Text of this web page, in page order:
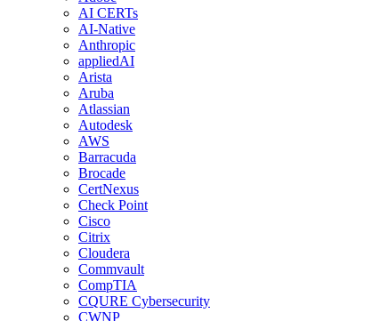
AI CERTs
AI-Native
Anthropic
appliedAI
Arista
Aruba
Atlassian
Autodesk
AWS
Barracuda
Brocade
CertNexus
Check Point
Cisco
Citrix
Cloudera
Commvault
CompTIA
CQURE Cybersecurity
CWNP